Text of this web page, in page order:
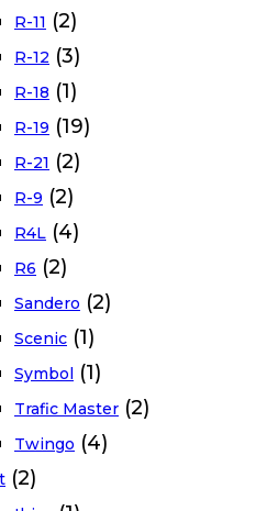
R-11 (2)
R-12 (3)
R-18 (1)
R-19 (19)
R-21 (2)
R-9 (2)
R4L (4)
R6 (2)
Sandero (2)
Scenic (1)
Symbol (1)
Trafic Master (2)
Twingo (4)
(2)